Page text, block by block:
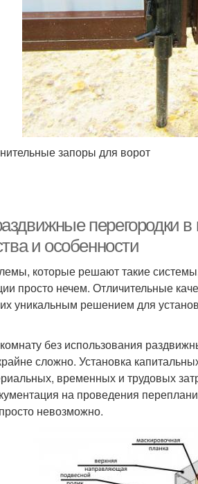
запоры для ворот
перегородки
и особенности
которые решают такие
просто нечем. Отличительные
их уникальным решением для
без использования
сложно. Установка
временных и трудовых
на проведения
невозможно.